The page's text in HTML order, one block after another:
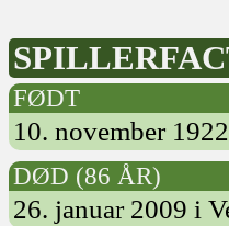
FØDT
10. november
DØD (86 ÅR)
26. januar 2009 i